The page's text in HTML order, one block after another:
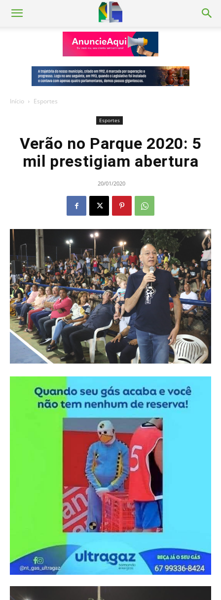
Início Esportes
Esportes
Verão no Parque 2020: 5
mil prestigiam abertura
20/01/2020